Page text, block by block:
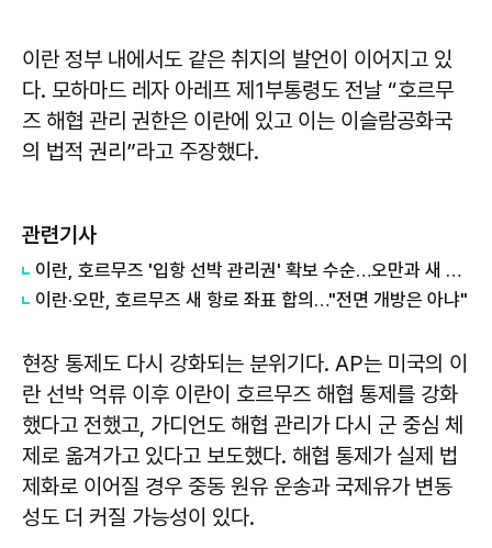
이란 정부 내에서도 같은 취지의 발언이 이어지고 있
다. 모하마드 레자 아레프 제1부통령도 전날 “호르무
즈 해협 관리 권한은 이란에 있고 이는 이슬람공화국
의 법적 권리”라고 주장했다.
관련기사
이란, 호르무즈 '입항 선박 관리권' 확보 수순…오만과 새 항로 합의
이란·오만, 호르무즈 새 항로 좌표 합의…"전면 개방은 아냐"
현장 통제도 다시 강화되는 분위기다. AP는 미국의 이
란 선박 억류 이후 이란이 호르무즈 해협 통제를 강화
했다고 전했고, 가디언도 해협 관리가 다시 군 중심 체
제로 옮겨가고 있다고 보도했다. 해협 통제가 실제 법
제화로 이어질 경우 중동 원유 운송과 국제유가 변동
성도 더 커질 가능성이 있다.